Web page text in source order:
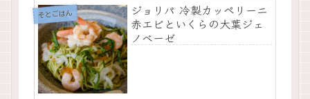
そとごはん
ジョリパ 冷製カッペリーニ
赤エビといくらの大葉ジェ
ノベーゼ